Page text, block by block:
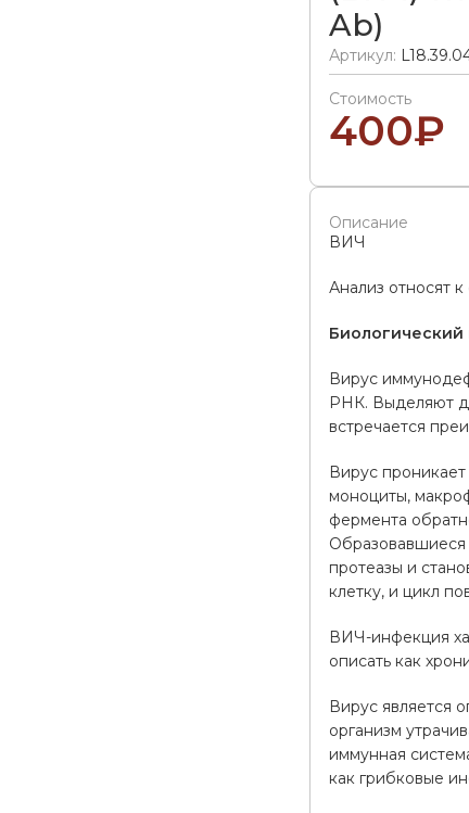
Ab)
Артикул:
Стоимость
400₽
Описание
ВИЧ
Анализ относят
Биологический
Вирус
РНК. Выделяют
встречается
Вирус
моноциты,
фермента
Образовавшиеся
протеазы и
клетку, и цикл
ВИЧ-инфекция
описать как
Вирус является
организм
иммунная
как грибковые